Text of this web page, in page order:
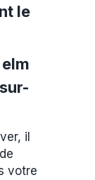
le
il
votre